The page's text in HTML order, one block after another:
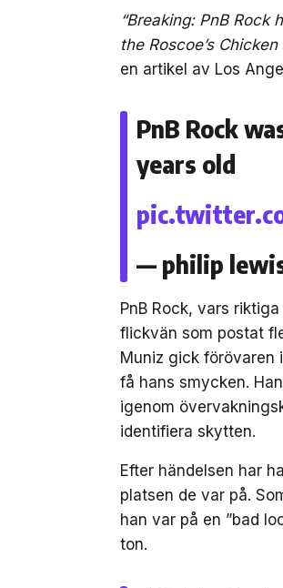
“Breaking: PnB
the Roscoe’s
en artikel av Los
PnB Rock
years old
— philip
PnB Rock, vars
flickvän som postat
Muniz gick förövaren
få hans smycken.
igenom
identifiera skytten.
Efter händelsen har
platsen de var på.
han var på en ”bad
ton.